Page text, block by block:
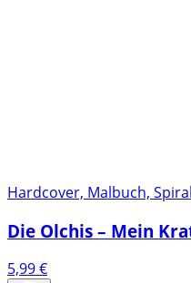
Hardcover, Malbuch,
Die Olchis – Mein
5,99€